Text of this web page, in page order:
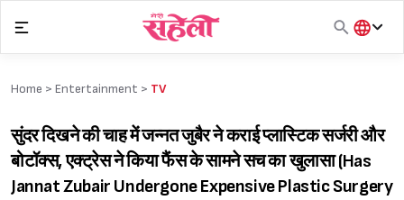
content
हिंदी
Home > Entertainment > TV
सुंदर दिखने की चाह में जन्नत जुबैर ने कराई प्लास्टिक सर्जरी और
बोटॉक्स, एक्ट्रेस ने किया फैंस के सामने सच का खुलासा (Has
Jannat Zubair Undergone Expensive Plastic Surgery